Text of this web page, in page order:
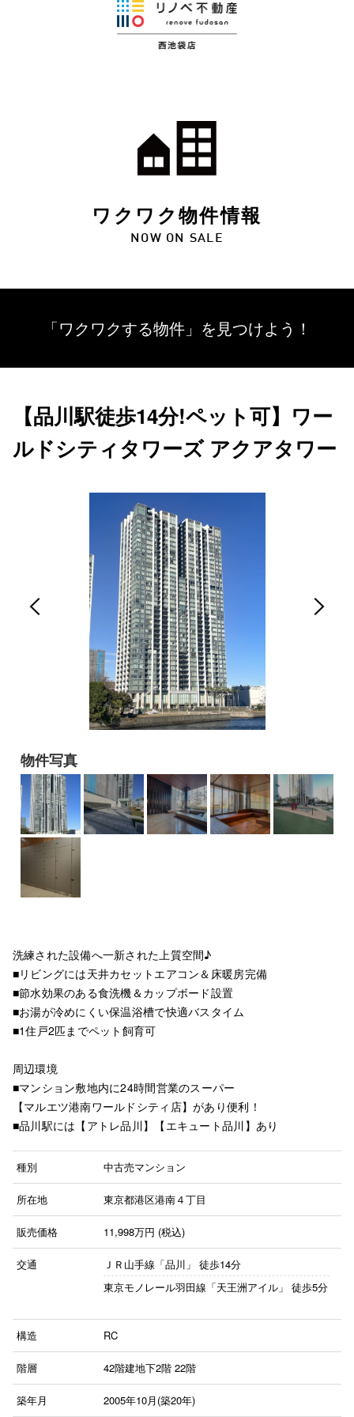
ワクワク物件情報
NOW ON SALE
「ワクワクする物件」を 見つけよう！
【品川駅徒歩14分!ペット可】ワー
ルドシティタワーズ アクアタワー
物件写真
洗練された設備へ一新された上質空間♪
■リビングには天井カセットエアコン＆床暖房完備
■節水効果のある食洗機＆カップボード設置
■お湯が冷めにくい保温浴槽で快適バスタイム
■1住戸2匹までペット飼育可
周辺環境
■マンション敷地内に24時間営業のスーパー
【マルエツ港南ワールドシティ店】があり便利！
■品川駅には【アトレ品川】【エキュート品川】あり
種別 中古売マンション
所在地 東京都港区港南４丁目
販売価格 11,998万円 (税込)
交通 ＪＲ山手線「品川」 徒歩14分
東京モノレール羽田線「天王洲アイル」 徒歩5分
構造 RC
階層 42階建地下2階 22階
築年月 2005年10月(築20年)